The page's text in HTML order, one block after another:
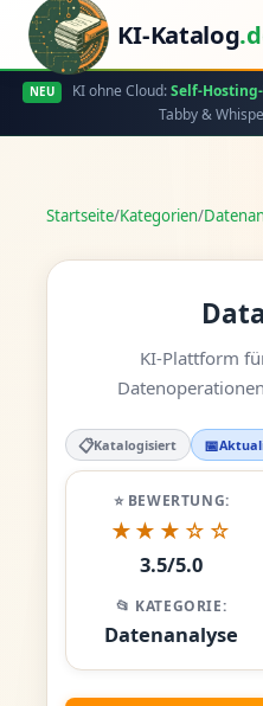
KI-Katalog
NEU KI ohne Cloud:Self-
Tabby &
Startseite/Kategorien/
KI-Plattform
📋Katalogisiert 📅
⭐ BEWERTUNG:
★★★☆☆
3.5/5.0
📂 KATEGORIE:
Datenanalyse